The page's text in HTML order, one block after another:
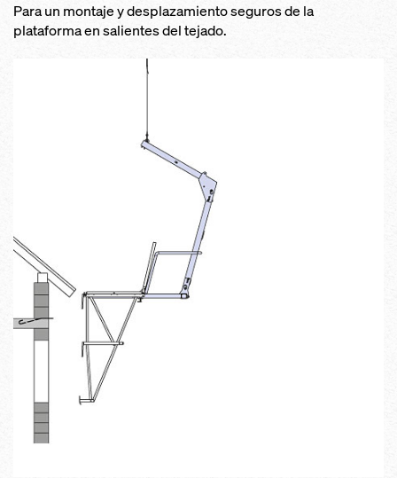
Para un montaje y desplazamiento seguros de la
plataforma en salientes del tejado.